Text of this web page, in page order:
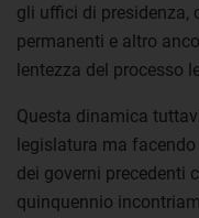
gli uffici di presidenza,
permanenti e altro
lentezza del processo
Questa dinamica
legislatura ma
dei governi precedenti
quinquennio